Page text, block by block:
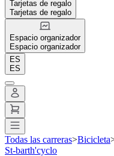
Tarjetas de regalo
Tarjetas de regalo
Espacio organizador
Espacio organizador
ES
ES
Todas las carreras>Bicicleta
St-barth'cyclo